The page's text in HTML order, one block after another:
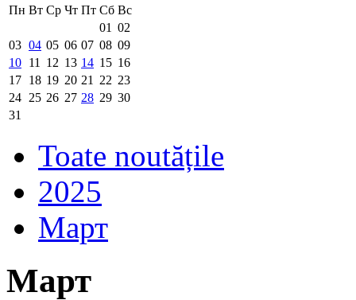
Пн Вт Ср Чт Пт Сб Вс
01 02
03 04 05 06 07 08 09
10 11 12 13 14 15 16
17 18 19 20 21 22 23
24 25 26 27 28 29 30
31
Toate noutățile
2025
Март
Март